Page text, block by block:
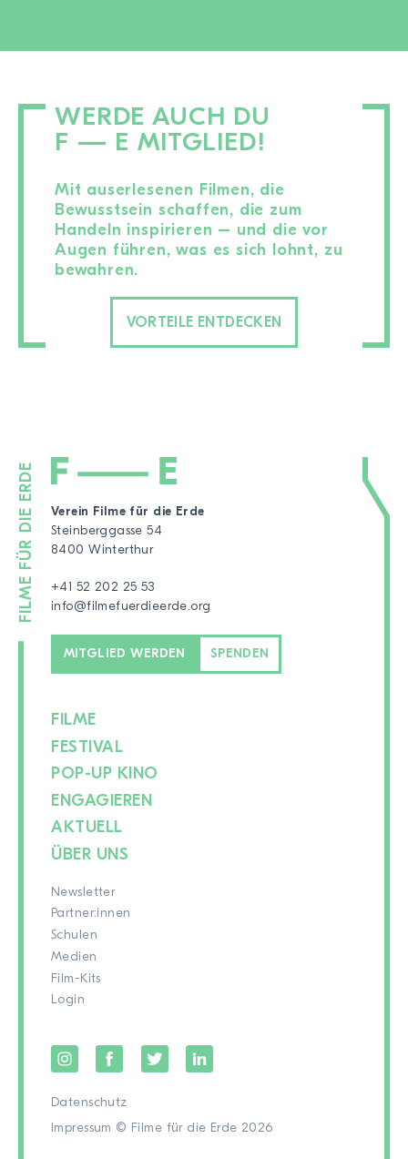
WERDE AUCH DU
F — E MITGLIED!
Mit auserlesenen Filmen, die
Bewusstsein schaffen, die zum
Handeln inspirieren – und die vor
Augen führen, was es sich lohnt, zu
bewahren.
VORTEILE ENTDECKEN
Verein Filme für die Erde
Steinberggasse 54
8400 Winterthur
+41 52 202 25 53
info@filmefuerdieerde.org
MITGLIED WERDEN SPENDEN
FILME
FESTIVAL
POP-UP KINO
ENGAGIEREN
AKTUELL
ÜBER UNS
Newsletter
Partner:innen
Schulen
Medien
Film-Kits
Login
Datenschutz
Impressum © Filme für die Erde 2026